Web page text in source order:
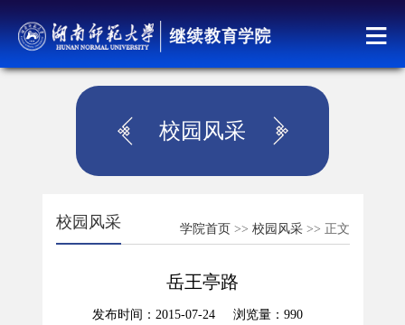
校园风采
校园风采 学院首页 >> 校园风采>> 正文
岳王亭路
发布时间：2015-07-24 浏览量： 990